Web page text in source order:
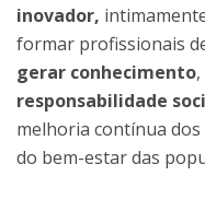
inovador,
formar profissionais
gerar conhecimento
responsabilidade
melhoria contínua dos
do bem-estar das